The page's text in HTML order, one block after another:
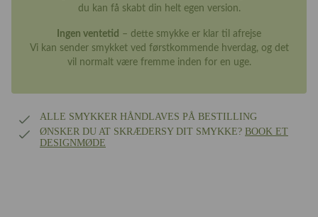
du kan få skabt din helt egen version.
Ingen ventetid – dette smykke er klar til afrejse
Vi kan sender smykket ved førstkommende hverdag, og det
vil normalt være fremme inden for en uge.
ALLE SMYKKER HÅNDLAVES PÅ BESTILLING
ØNSKER DU AT SKRÆDERSY DIT SMYKKE? BOOK ET
DESIGNMØDE